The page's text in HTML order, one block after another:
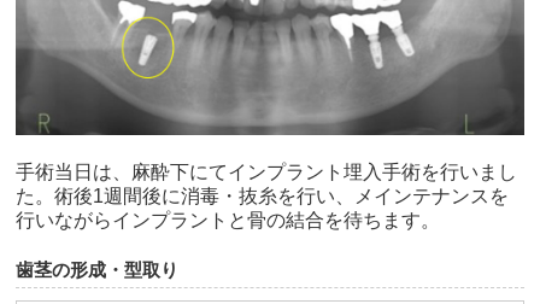
手術当日は、麻酔下にてインプラント埋入手術を行いまし
た。術後1週間後に消毒・抜糸を行い、メインテナンスを
行いながらインプラントと骨の結合を待ちます。
歯茎の形成・型取り